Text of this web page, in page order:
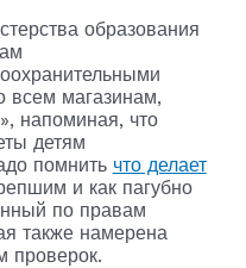
образования
всем магазинам,
напоминая, что
детям
помнить что делает
и как пагубно
по правам
также намерена
проверок.